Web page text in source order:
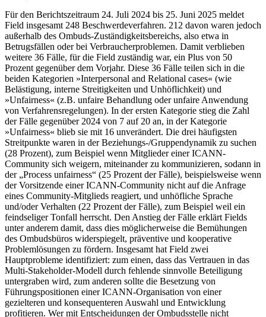
Für den Berichtszeitraum 24. Juli 2024 bis 25. Juni 2025 meldet
Field insgesamt 248 Beschwerdeverfahren. 212 davon waren jedoch
außerhalb des Ombuds-Zuständigkeitsbereichs, also etwa in
Betrugsfällen oder bei Verbraucherproblemen. Damit verblieben
weitere 36 Fälle, für die Field zuständig war, ein Plus von 50
Prozent gegenüber dem Vorjahr. Diese 36 Fälle teilen sich in die
beiden Kategorien »Interpersonal and Relational cases« (wie
Belästigung, interne Streitigkeiten und Unhöflichkeit) und
»Unfairness« (z.B. unfaire Behandlung oder unfaire Anwendung
von Verfahrensregelungen). In der ersten Kategorie stieg die Zahl
der Fälle gegenüber 2024 von 7 auf 20 an, in der Kategorie
»Unfairness« blieb sie mit 16 unverändert. Die drei häufigsten
Streitpunkte waren in der Beziehungs-/Gruppendynamik zu suchen
(28 Prozent), zum Beispiel wenn Mitglieder einer ICANN-
Community sich weigern, miteinander zu kommunizieren, sodann in
der „Process unfairness“ (25 Prozent der Fälle), beispielsweise wenn
der Vorsitzende einer ICANN-Community nicht auf die Anfrage
eines Community-Mitglieds reagiert, und unhöfliche Sprache
und/oder Verhalten (22 Prozent der Fälle), zum Beispiel weil ein
feindseliger Tonfall herrscht. Den Anstieg der Fälle erklärt Fields
unter anderem damit, dass dies möglicherweise die Bemühungen
des Ombudsbüros widerspiegelt, präventive und kooperative
Problemlösungen zu fördern. Insgesamt hat Field zwei
Hauptprobleme identifiziert: zum einen, dass das Vertrauen in das
Multi-Stakeholder-Modell durch fehlende sinnvolle Beteiligung
untergraben wird, zum anderen sollte die Besetzung von
Führungspositionen einer ICANN-Organisation von einer
gezielteren und konsequenteren Auswahl und Entwicklung
profitieren. Wer mit Entscheidungen der Ombudsstelle nicht